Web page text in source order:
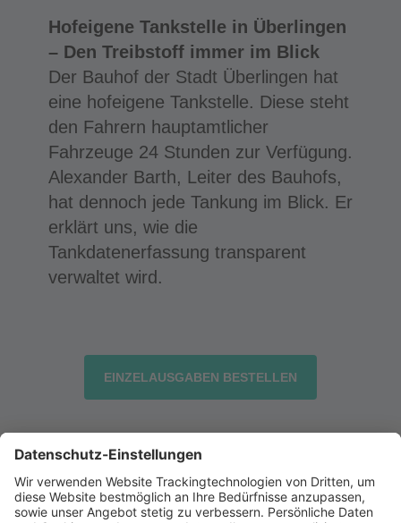
Hofeigene Tankstelle in Überlingen
– Den Treibstoff immer im Blick
Der Bauhof der Stadt Überlingen hat
eine hofeigene Tankstelle. Diese steht
den Fahrern hauptamtlicher
Fahrzeuge 24 Stunden zur Verfügung.
Alexander Barth, Leiter des Bauhofs,
hat dennoch jede Tankung im Blick. Er
erklärt uns, wie die
Tankdatenerfassung transparent
verwaltet wird.
EINZELAUSGABEN BESTELLEN